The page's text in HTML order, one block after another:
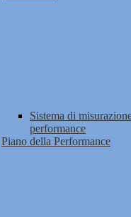
Sistema di
performance
Piano della Performance